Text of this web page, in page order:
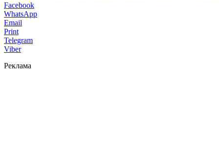
Facebook
WhatsApp
Email
Print
Telegram
Viber
Реклама